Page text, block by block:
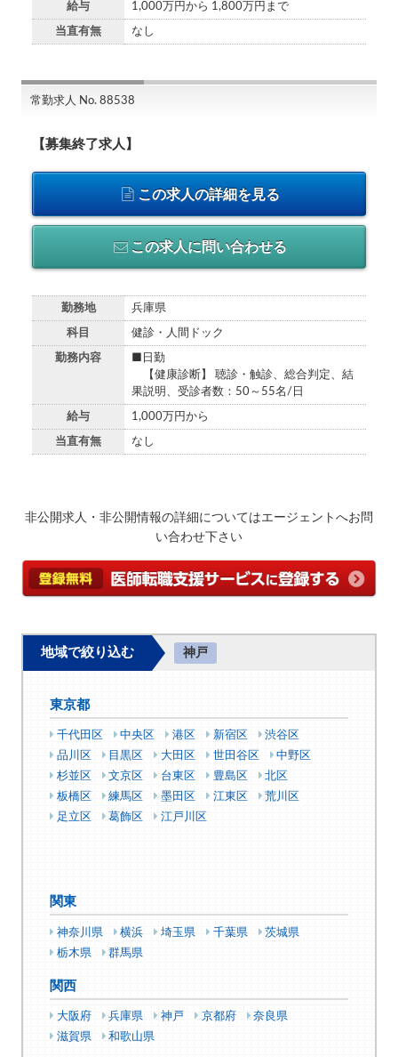
給与 1,000万円から 1,800万円まで
当直有無 なし
常勤求人 No. 88538
【募集終了求人】
この求人の詳細を見る
この求人に問い合わせる
勤務地 兵庫県
科目 健診・人間ドック
勤務内容
■日勤
【健康診断】 聴診・触診、総合判定、結
果説明、受診者数：50～55名/日
給与 1,000万円から
当直有無 なし
非公開求人・非公開情報の詳細についてはエージェントへお問
い合わせ下さい
地域で絞り込む 神戸
東京都
千代田区 中央区 港区 新宿区
渋谷区
品川区
目黒区 大田区 世田谷区
中野区
杉並区
文京区 台東区 豊島区
北区
板橋区
練馬区 墨田区 江東区
荒川区
足立区
葛飾区 江戸川区
関東
神奈川県 横浜 埼玉県 千葉県
茨城県
栃木県
群馬県
関西
大阪府 兵庫県 神戸 京都府
奈良県
滋賀県
和歌山県